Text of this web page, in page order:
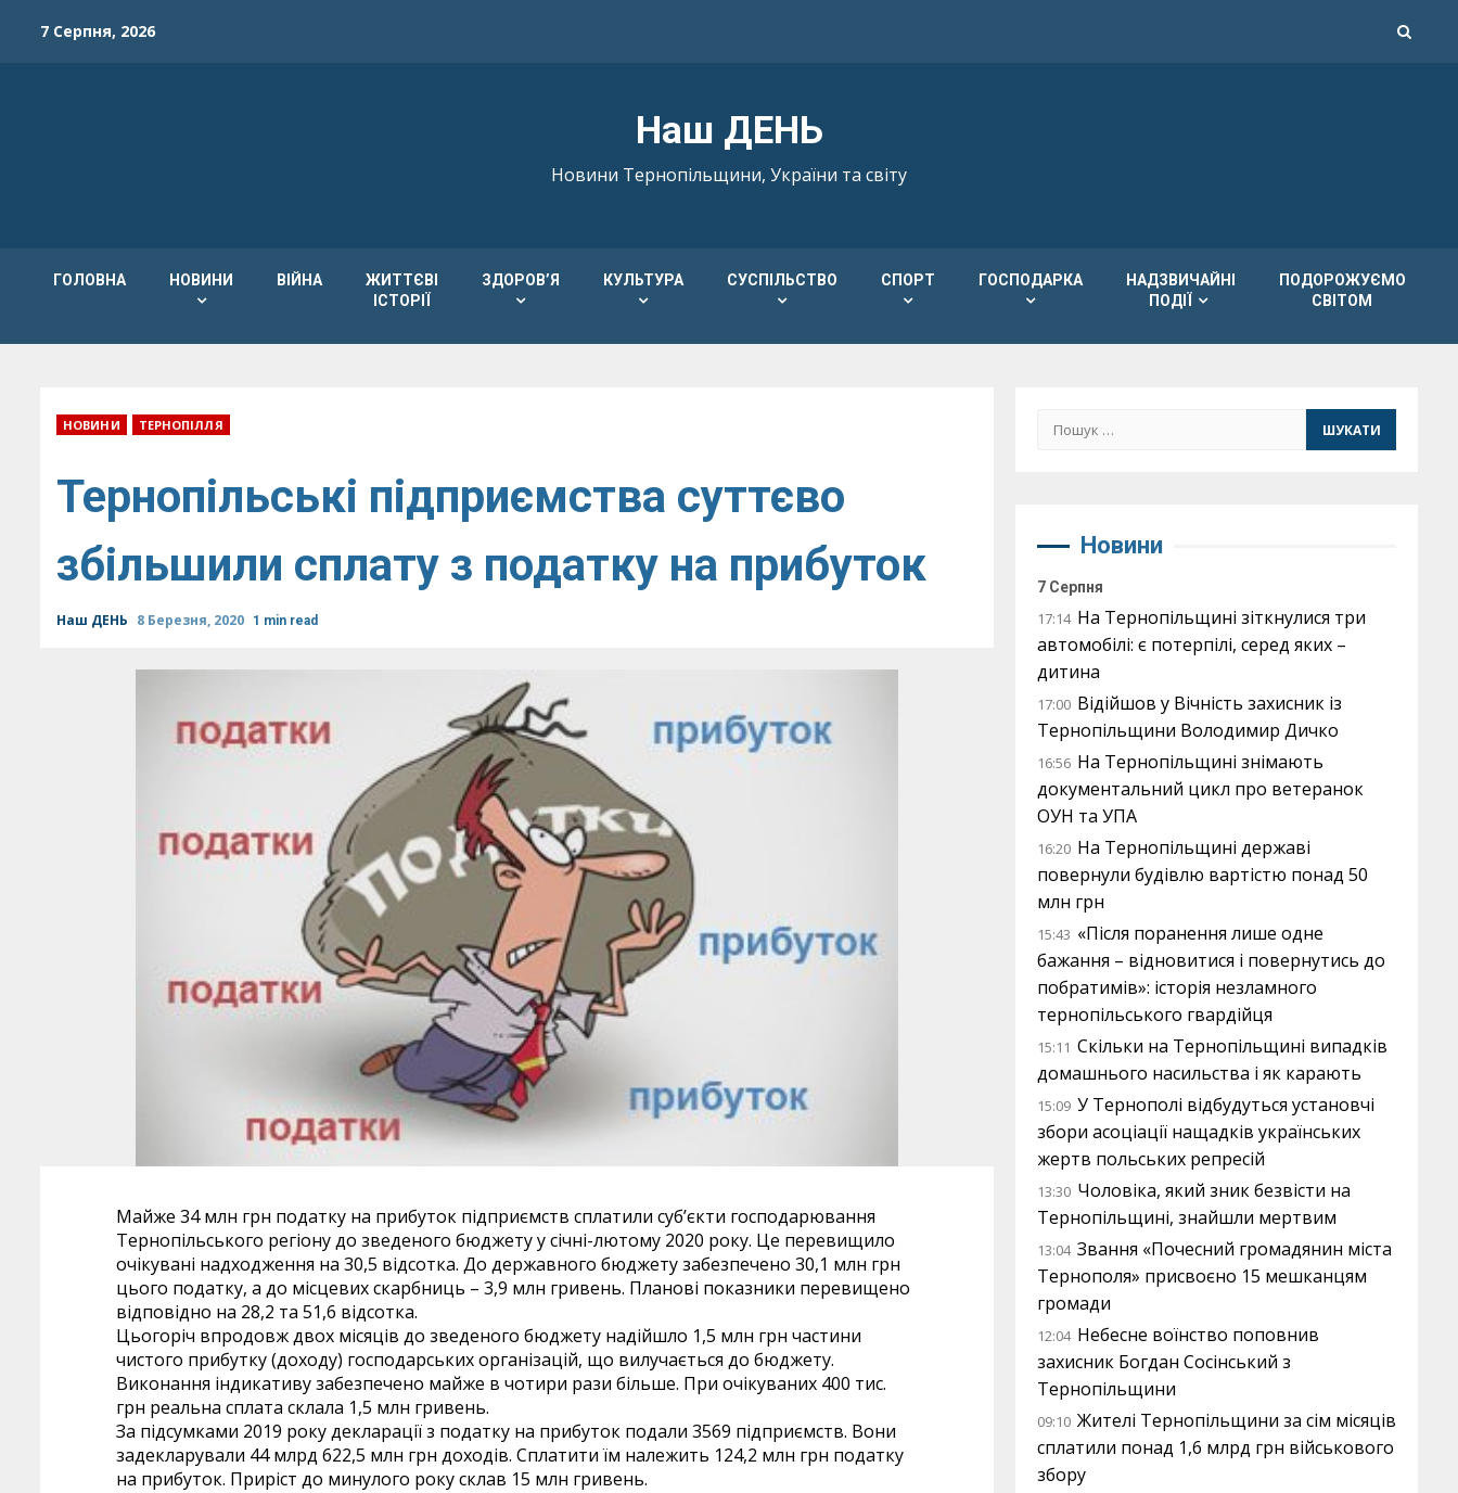
7 Серпня, 2026
Наш ДЕНЬ
Новини Тернопільщини, України та світу
ГОЛОВНА НОВИНИ ВІЙНА
ЖИТТЄВІ
ІСТОРІЇ
ЗДОРОВ’Я КУЛЬТУРА СУСПІЛЬСТВО СПОРТ ГОСПОДАРКА
НАДЗВИЧАЙНІ
ПОДІЇ
ПОДОРОЖУЄМО
СВІТОМ
НОВИНИ ТЕРНОПІЛЛЯ
Тернопільські підприємства суттєво
збільшили сплату з податку на прибуток
Наш ДЕНЬ 8 Березня, 2020 1 min read
Майже 34 млн грн податку на прибуток підприємств сплатили суб’єкти господарювання
Тернопільського регіону до зведеного бюджету у січні-лютому 2020 року. Це перевищило
очікувані надходження на 30,5 відсотка. До державного бюджету забезпечено 30,1 млн грн
цього податку, а до місцевих скарбниць – 3,9 млн гривень. Планові показники перевищено
відповідно на 28,2 та 51,6 відсотка.
Цьогоріч впродовж двох місяців до зведеного бюджету надійшло 1,5 млн грн частини
чистого прибутку (доходу) господарських організацій, що вилучається до бюджету.
Виконання індикативу забезпечено майже в чотири рази більше. При очікуваних 400 тис.
грн реальна сплата склала 1,5 млн гривень.
За підсумками 2019 року декларації з податку на прибуток подали 3569 підприємств. Вони
задекларували 44 млрд 622,5 млн грн доходів. Сплатити їм належить 124,2 млн грн податку
на прибуток. Приріст до минулого року склав 15 млн гривень.
Пошук:
Новини
7 Серпня
17:14 На Тернопільщині зіткнулися три
автомобілі: є потерпілі, серед яких –
дитина
17:00 Відійшов у Вічність захисник із
Тернопільщини Володимир Дичко
16:56 На Тернопільщині знімають
документальний цикл про ветеранок
ОУН та УПА
16:20 На Тернопільщині державі
повернули будівлю вартістю понад 50
млн грн
15:43 «Після поранення лише одне
бажання – відновитися і повернутись до
побратимів»: історія незламного
тернопільського гвардійця
15:11 Скільки на Тернопільщині випадків
домашнього насильства і як карають
15:09 У Тернополі відбудуться установчі
збори асоціації нащадків українських
жертв польських репресій
13:30 Чоловіка, який зник безвісти на
Тернопільщині, знайшли мертвим
13:04 Звання «Почесний громадянин міста
Тернополя» присвоєно 15 мешканцям
громади
12:04 Небесне воїнство поповнив
захисник Богдан Сосінський з
Тернопільщини
09:10 Жителі Тернопільщини за сім місяців
сплатили понад 1,6 млрд грн військового
збору